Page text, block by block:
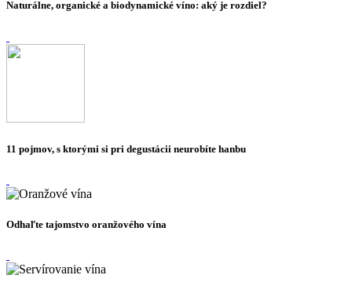
Naturálne, organické a biodynamické víno: aký je rozdiel?
11 pojmov, s ktorými si pri degustácii neurobíte hanbu
Odhaľte tajomstvo oranžového vína